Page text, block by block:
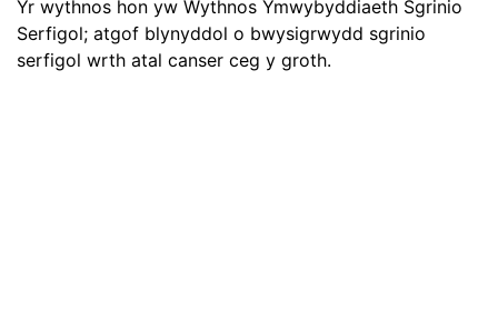
Yr wythnos hon yw Wythnos Ymwybyddiaeth Sgrinio
Serfigol; atgof blynyddol o bwysigrwydd sgrinio
serfigol wrth atal canser ceg y groth.